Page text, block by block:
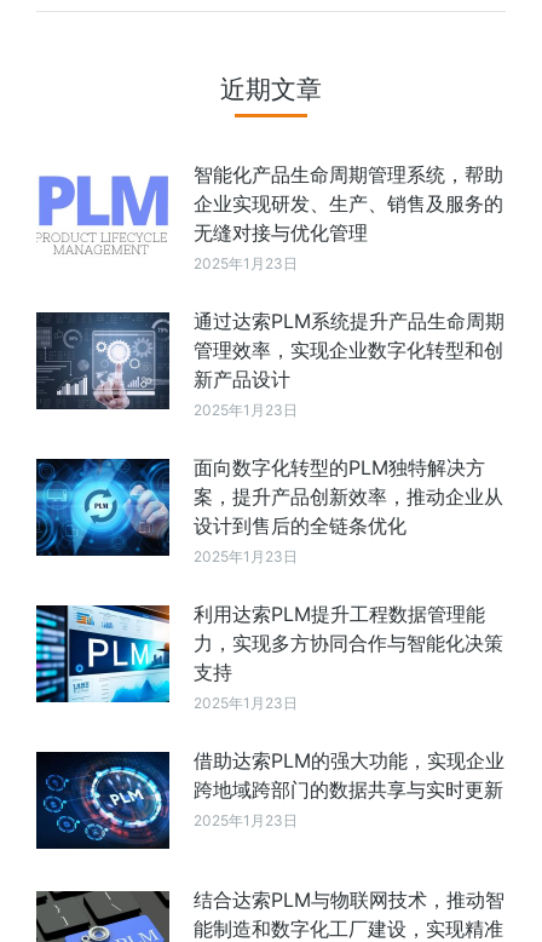
近期文章
智能化产品生命周期管理系统，帮助
企业实现研发、生产、销售及服务的
无缝对接与优化管理
2025年1月23日
通过达索PLM系统提升产品生命周期
管理效率，实现企业数字化转型和创
新产品设计
2025年1月23日
面向数字化转型的PLM独特解决方
案，提升产品创新效率，推动企业从
设计到售后的全链条优化
2025年1月23日
利用达索PLM提升工程数据管理能
力，实现多方协同合作与智能化决策
支持
2025年1月23日
借助达索PLM的强大功能，实现企业
跨地域跨部门的数据共享与实时更新
2025年1月23日
结合达索PLM与物联网技术，推动智
能制造和数字化工厂建设，实现精准